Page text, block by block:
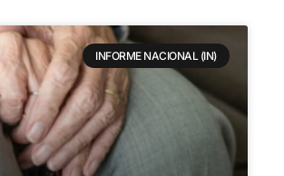
INFORME NACIONAL (IN)